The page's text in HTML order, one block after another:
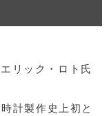
リック・ロト氏
計製作史上初と